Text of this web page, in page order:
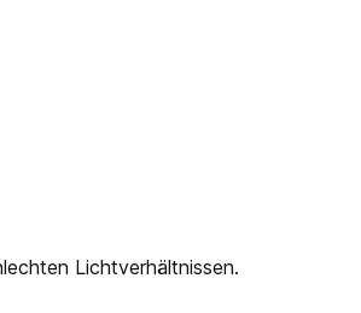
Lichtverhältnissen.